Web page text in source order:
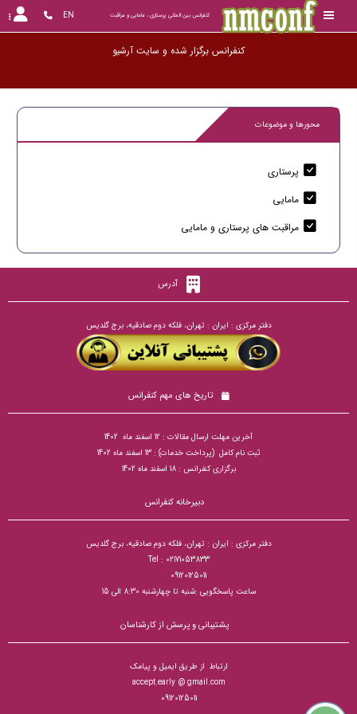
کنفرانس بین المللی پرستاری ، مامایی و مراقبت EN
کنفرانس برگزار شده و سایت آرشیو گر
محورها و موضوعات
پرستاری
مامایی
مراقبت های پرستاری و مامایی
آدرس
دفتر مرکزی : ایران : تهران، فلکه دوم صادقیه، برج گلدیس
تاریخ های مهم کنفرانس
آخرین مهلت ارسال مقالات : 12 اسفند ماه 1402
ثبت نام کامل (پرداخت خدمات) : 13 اسفند ماه 1402
برگزاری کنفرانس : 18 اسفند ماه 1402
دبیرخانه کنفرانس
دفتر مرکزی : ایران : تهران، فلکه دوم صادقیه، برج گلدیس
Tel : 02171053833
09120125011
ساعت پاسخگویی :شنبه تا چهارشنبه 8:30 الی 15
پشتیبانی و پرسش از کارشناسان
ارتباط از طریق ایمیل و پیامک
accept.early @ gmail.com
09120125011